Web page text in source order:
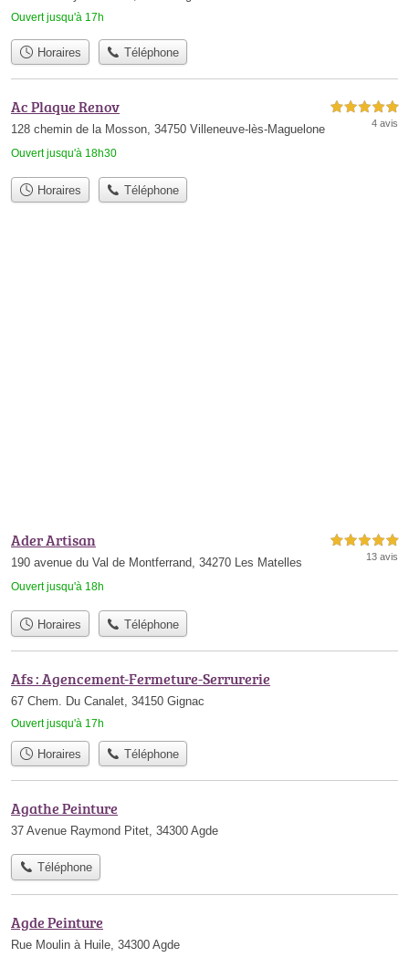
Ouvert jusqu'à 17h
Horaires Téléphone
Ac Plaque Renov
128 chemin de la Mosson, 34750 Villeneuve-lès-Maguelone
Ouvert jusqu'à 18h30
5,0 étoiles sur 5
4 avis
Horaires Téléphone
Ader Artisan
190 avenue du Val de Montferrand, 34270 Les Matelles
Ouvert jusqu'à 18h
5,0 étoiles sur 5
13 avis
Horaires Téléphone
Afs : Agencement-Fermeture-Serrurerie
67 Chem. Du Canalet, 34150 Gignac
Ouvert jusqu'à 17h
Horaires Téléphone
Agathe Peinture
37 Avenue Raymond Pitet, 34300 Agde
Téléphone
Agde Peinture
Rue Moulin à Huile, 34300 Agde